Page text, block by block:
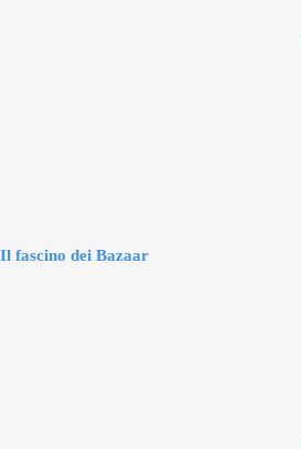
Il fascino dei Bazaar